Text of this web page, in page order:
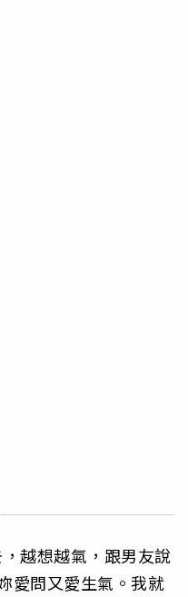
越想越氣，跟男友說
愛問又愛生氣。我就